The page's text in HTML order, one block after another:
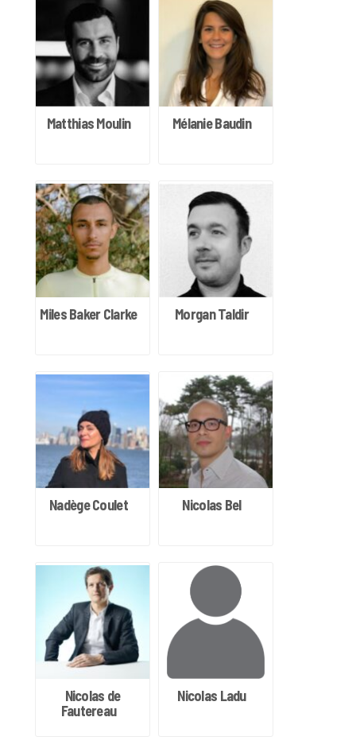
Matthias Moulin Mélanie Baudin
Miles Baker Clarke Morgan Taldir
Nadège Coulet Nicolas Bel
Nicolas de
Fautereau
Nicolas Ladu